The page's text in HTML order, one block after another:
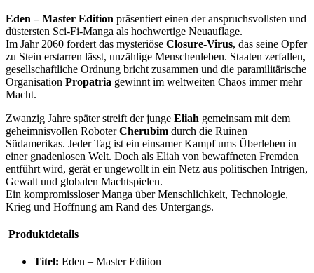
Eden – Master Edition präsentiert einen der anspruchsvollsten und
düstersten Sci-Fi-Manga als hochwertige Neuauflage.
Im Jahr 2060 fordert das mysteriöse Closure-Virus, das seine Opfer
zu Stein erstarren lässt, unzählige Menschenleben. Staaten zerfallen,
gesellschaftliche Ordnung bricht zusammen und die paramilitärische
Organisation Propatria gewinnt im weltweiten Chaos immer mehr
Macht.
Zwanzig Jahre später streift der junge Eliah gemeinsam mit dem
geheimnisvollen RoboterCherubim durch die Ruinen
Südamerikas. Jeder Tag ist ein einsamer Kampf ums Überleben in
einer gnadenlosen Welt. Doch als Eliah von bewaffneten Fremden
entführt wird, gerät er ungewollt in ein Netz aus politischen Intrigen,
Gewalt und globalen Machtspielen.
Ein kompromissloser Manga über Menschlichkeit, Technologie,
Krieg und Hoffnung am Rand des Untergangs.
Produktdetails
Titel: Eden – Master Edition